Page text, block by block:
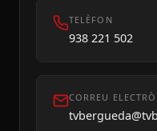
TELÈFON
938 221 502
CORREU